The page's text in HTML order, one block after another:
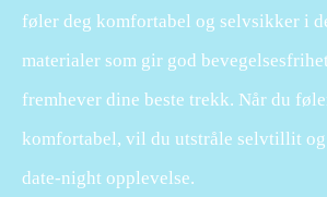
føler deg komfortabel og selvsikker i
materialer som gir god
fremhever dine beste trekk. Når du
komfortabel, vil du utstråle selvtillit og
date-night opplevelse.